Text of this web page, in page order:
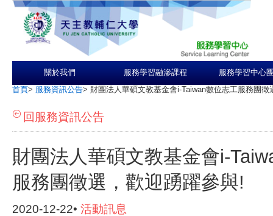
關於我們 服務學習融滲課程 服務學習中心
首頁> 服務資訊公告> 財團法人華碩文教基金會i-Taiwan數位志工服務團徵
回服務資訊公告
財團法人華碩文教基金會i-
服務團徵選，歡迎踴躍參與!
2020-12-22• 活動訊息